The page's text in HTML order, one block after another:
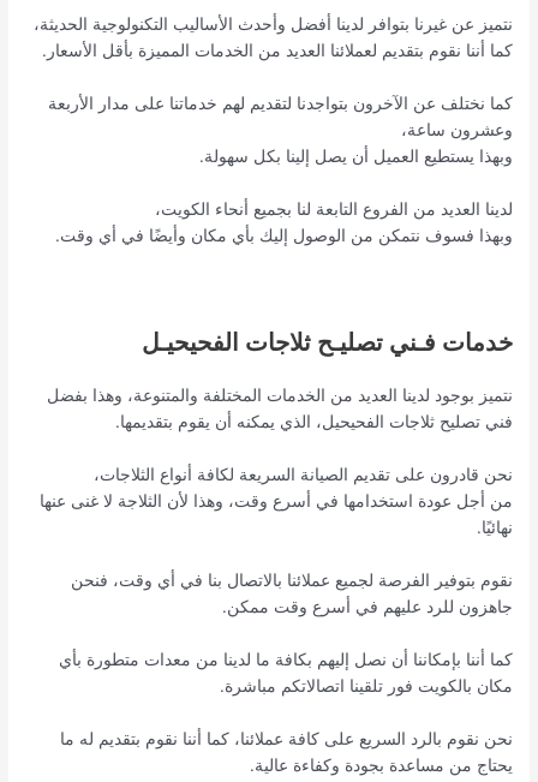
نتميز عن غيرنا بتوافر لدينا أفضل وأحدث الأساليب التكنولوجية الحديثة،
كما أننا نقوم بتقديم لعملائنا العديد من الخدمات المميزة بأقل الأسعار.
كما نختلف عن الآخرون بتواجدنا لتقديم لهم خدماتنا على مدار الأربعة
وعشرون ساعة،
وبهذا يستطيع العميل أن يصل إلينا بكل سهولة.
لدينا العديد من الفروع التابعة لنا بجميع أنحاء الكويت،
وبهذا فسوف نتمكن من الوصول إليك بأي مكان وأيضًا في أي وقت.
خدمات فـني تصليـح ثلاجات الفحيحيـل
نتميز بوجود لدينا العديد من الخدمات المختلفة والمتنوعة، وهذا بفضل
فني تصليح ثلاجات الفحيحيل، الذي يمكنه أن يقوم بتقديمها.
نحن قادرون على تقديم الصيانة السريعة لكافة أنواع الثلاجات،
من أجل عودة استخدامها في أسرع وقت، وهذا لأن الثلاجة لا غنى عنها
نهائيًا.
نقوم بتوفير الفرصة لجميع عملائنا بالاتصال بنا في أي وقت، فنحن
جاهزون للرد عليهم في أسرع وقت ممكن.
كما أننا بإمكاننا أن نصل إليهم بكافة ما لدينا من معدات متطورة بأي
مكان بالكويت فور تلقينا اتصالاتكم مباشرة.
نحن نقوم بالرد السريع على كافة عملائنا، كما أننا نقوم بتقديم له ما
يحتاج من مساعدة بجودة وكفاءة عالية.